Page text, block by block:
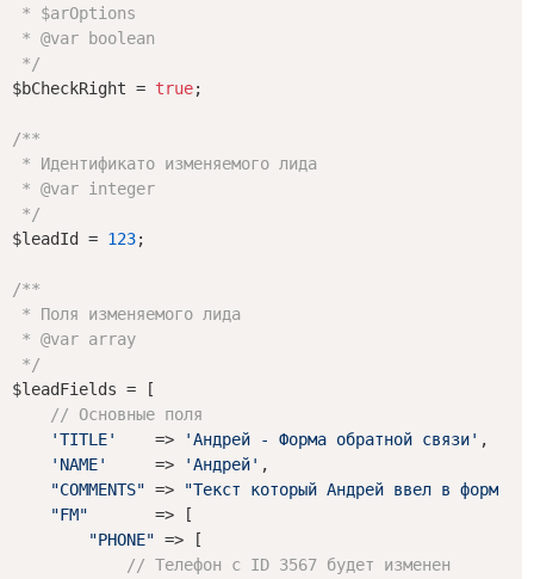
* $arOptions
* @var boolean
*/
$bCheckRight = true;
/**
* Идентификато изменяемого лида
* @var integer
*/
$leadId = 123;
/**
* Поля изменяемого лида
* @var array
*/
$leadFields = [
// Основные поля
'TITLE'
    =>
'Андрей - Форма обратной связи' ,
'NAME'
     =>
'Андрей' ,
"COMMENTS" =>
"Текст который Андрей ввел в форму
"FM"
       => [
"PHONE" => [
// Телефон с ID 3567 будет изменен